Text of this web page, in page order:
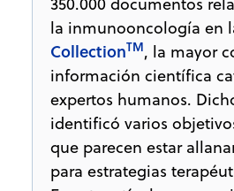
la inmunooncología en
CollectionTM, la mayor
información científica
expertos humanos.
identificó varios
que parecen estar
para estrategias